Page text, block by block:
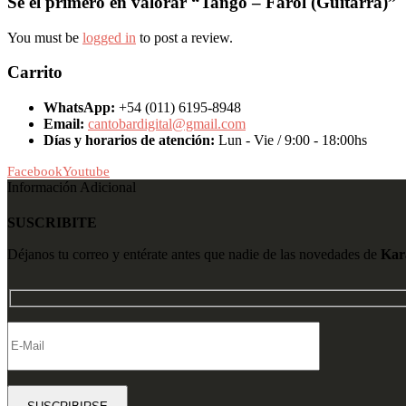
You must be logged in to post a review.
Carrito
WhatsApp: +54 (011) 6195-8948
Email: cantobardigital@gmail.com
Días y horarios de atención: Lun - Vie / 9:00 - 18:00hs
FacebookYoutube
Información Adicional
SUSCRIBITE
Déjanos tu correo y entérate antes que nadie de las novedades de